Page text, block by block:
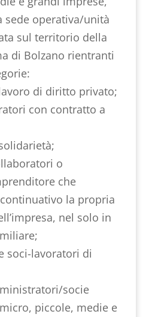
sede operativa/unità
sul territorio della
di Bolzano rientranti
di diritto privato;
con contratto a
o
che
la propria
nel solo in
soci-lavoratori di
socie
piccole, medie e